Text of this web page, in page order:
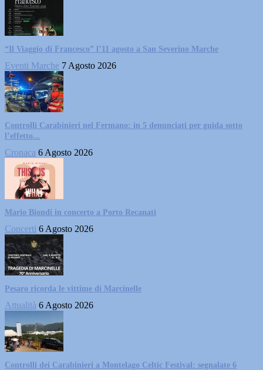
“Il Viaggio di Francesco” l’11 agosto a San Severino Marche
Eventi Marche 7 Agosto 2026
Controlli Carabinieri nel Fermano: in 5 denunciati per guida sotto
l’effetto...
Cronaca 6 Agosto 2026
Mario Biondi in concerto a Porto Recanati
Concerti 6 Agosto 2026
Pesaro ricorda le vittime di Marcinelle
Attualità 6 Agosto 2026
Controlli dei Carabinieri a Montelago Celtic Festival: segnalate 6